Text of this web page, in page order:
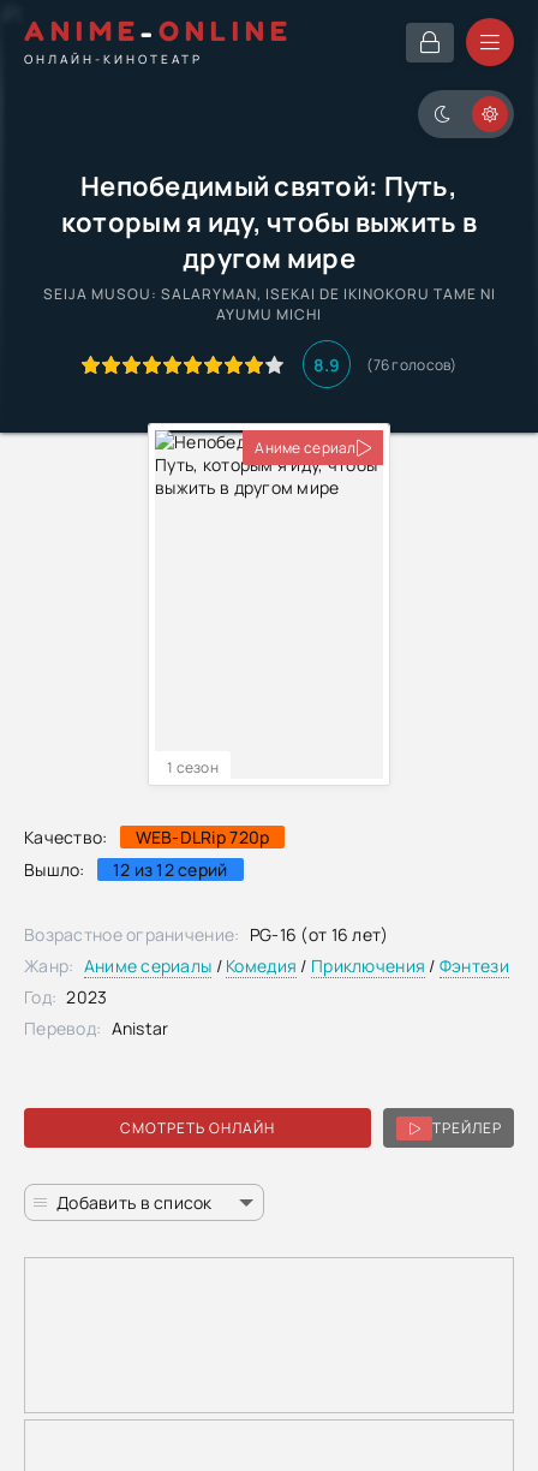
ANIME- ONLINE
ОНЛАЙН-КИНОТЕАТР
Непобедимый святой: Путь,
которым я иду, чтобы выжить в
другом мире
SEIJA MUSOU: SALARYMAN, ISEKAI DE IKINOKORU TAME NI
AYUMU MICHI
8.9 (76 голосов)
Качество:
WEB-DLRip 720p
Вышло:
12 из 12 серий
Аниме сериал
1 сезон
СМОТРЕТЬ ОНЛАЙН ТРЕЙЛЕР
Добавить в список
Возрастное ограничение: PG-16 (от 16 лет)
Жанр: Аниме сериалы / Комедия / Приключения / Фэнтези
Год: 2023
Перевод: Anistar